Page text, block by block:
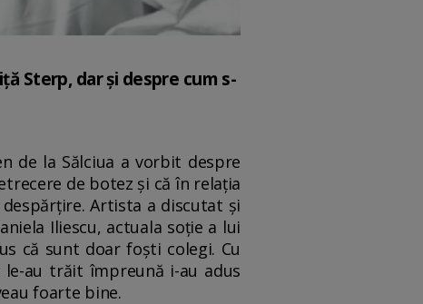
Sterp, dar și despre cum s-
de la Sălciua a vorbit despre
de botez și că în relația
Artista a discutat și
Iliescu, actuala soție a lui
că sunt doar foști colegi. Cu
au trăit împreună i-au adus
foarte bine.